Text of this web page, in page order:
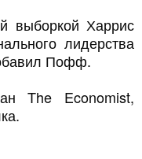
выборкой Харрис
лидерства
Пофф.
The Economist,